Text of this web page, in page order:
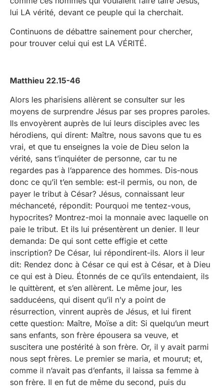
lui LA vérité, devant ce peuple qui la cherchait.
Continuons de débattre sainement pour chercher,
pour trouver celui qui est LA VÉRITÉ.
Matthieu 22.15-46
Alors les pharisiens allèrent se consulter sur les
moyens de surprendre Jésus par ses propres paroles.
Ils envoyèrent auprès de lui leurs disciples avec les
hérodiens, qui dirent: Maître, nous savons que tu es
vrai, et que tu enseignes la voie de Dieu selon la
vérité, sans t’inquiéter de personne, car tu ne
regardes pas à l’apparence des hommes. Dis-nous
donc ce qu’il t’en semble: est-il permis, ou non, de
payer le tribut à César? Jésus, connaissant leur
méchanceté, répondit: Pourquoi me tentez-vous,
hypocrites? Montrez-moi la monnaie avec laquelle on
paie le tribut. Et ils lui présentèrent un denier. Il leur
demanda: De qui sont cette effigie et cette
inscription? De César, lui répondirent-ils. Alors il leur
dit: Rendez donc à César ce qui est à César, et à Dieu
ce qui est à Dieu. Étonnés de ce qu’ils entendaient, ils
le quittèrent, et s’en allèrent. Le même jour, les
sadducéens, qui disent qu’il n’y a point de
résurrection, vinrent auprès de Jésus, et lui firent
cette question: Maître, Moïse a dit: Si quelqu’un meurt
sans enfants, son frère épousera sa veuve, et
suscitera une postérité à son frère. Or, il y avait parmi
nous sept frères. Le premier se maria, et mourut; et,
comme il n’avait pas d’enfants, il laissa sa femme à
son frère. Il en fut de même du second, puis du